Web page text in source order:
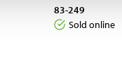
83-249
Sold online